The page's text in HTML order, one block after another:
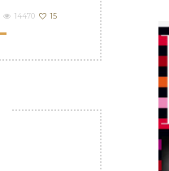
14470 15